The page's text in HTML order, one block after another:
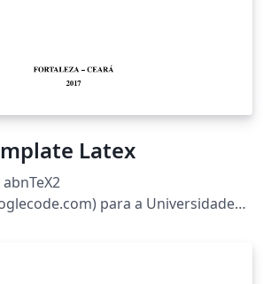
Latex
para a Universidade
atual deste projeto é Bruno